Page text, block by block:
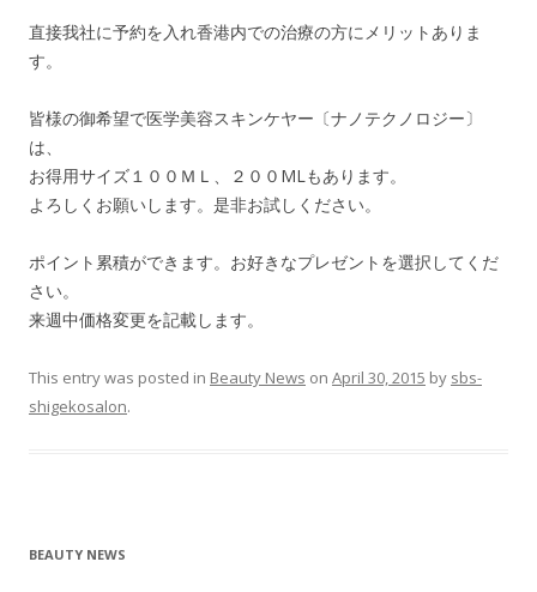
直接我社に予約を入れ香港内での治療の方にメリットありま
す。
皆様の御希望で医学美容スキンケヤー〔ナノテクノロジー〕
は、
お得用サイズ１００ＭＬ、２００MLもあります。
よろしくお願いします。是非お試しください。
ポイント累積ができます。お好きなプレゼントを選択してくだ
さい。
来週中価格変更を記載します。
This entry was posted in Beauty News on April 30, 2015 by sbs-
shigekosalon.
BEAUTY NEWS